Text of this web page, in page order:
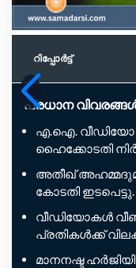
റിപ്പോര്‍ട്ട്
പ്രധാന
എ.ഐ. വീഡിയോ
ഹൈക്കോടതി
അതീഖ്
കോടതി ഇടപെട്ടു.
വീഡിയോകൾ
പ്രതികൾക്ക്
മാനനഷ്ട